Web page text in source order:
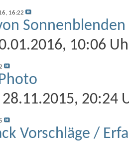
16:22
Sonnenblenden
10:06
28.11.2015, 20:24
Vorschläge /